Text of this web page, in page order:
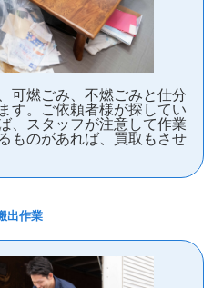
可燃ごみ、不燃ごみと仕分
す。ご依頼者様が探してい
、スタッフが注意して作業
ものがあれば、買取もさせ
出作業